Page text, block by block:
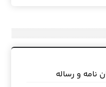
نامه و رساله